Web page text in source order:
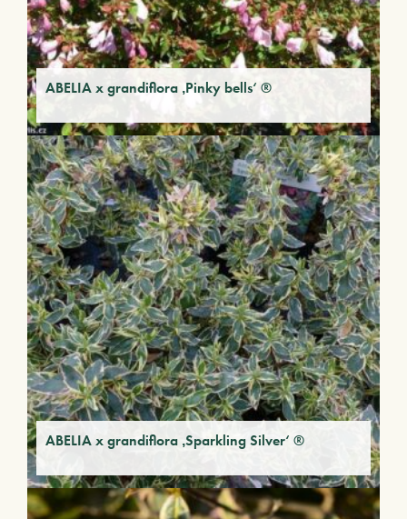
ABELIA x grandiflora ‚Pinky bells‘ ®
ABELIA x grandiflora ‚Sparkling Silver‘ ®